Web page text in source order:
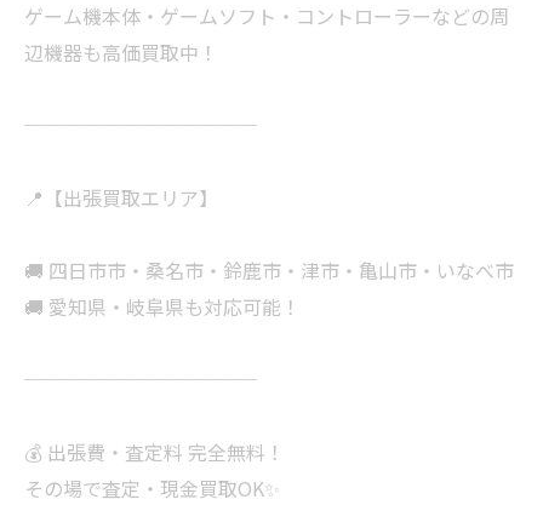
ゲーム機本体・ゲームソフト・コントローラーなどの周
辺機器も高価買取中！
────────────
📍【出張買取エリア】
🚚 四日市市・桑名市・鈴鹿市・津市・亀山市・いなべ市
🚚 愛知県・岐阜県も対応可能！
────────────
💰 出張費・査定料 完全無料！
その場で査定・現金買取OK✨